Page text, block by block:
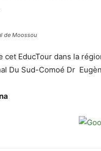
de Moossou
cet EducTour dans la
Du Sud-Comoé Dr